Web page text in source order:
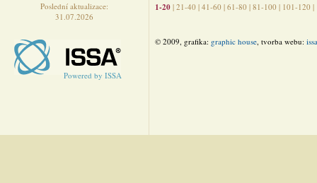
Poslední aktualizace:
31.07.2026
Powered by ISSA
1-20 | 21-40 | 41-60 | 61-80 | 81-100 | 101-120 |
© 2009, grafika: graphic house, tvorba webu: